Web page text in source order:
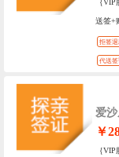
｛
送签+
拒签退
代送签
爱
￥
｛